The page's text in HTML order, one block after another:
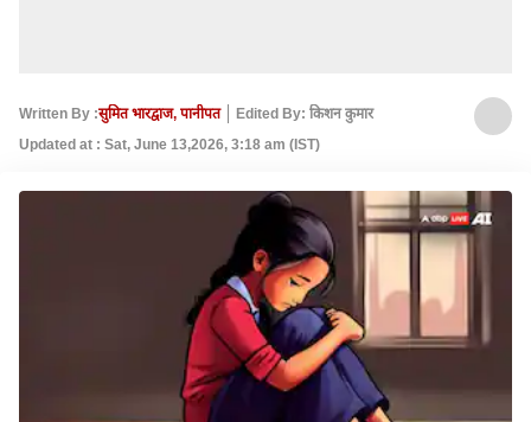
Written By :सुमित भारद्वाज, पानीपत
Edited By: किशन कुमार
Updated at : Sat, June 13,2026, 3:18 am (IST)